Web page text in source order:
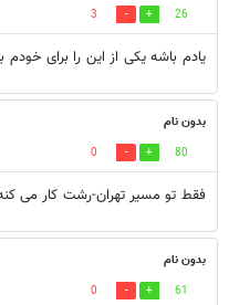
26
3
یادم باشه یکی از این را برای خودم
بدون نام
80
0
فقط تو مسیر تهران-رشت کار می
بدون نام
61
0